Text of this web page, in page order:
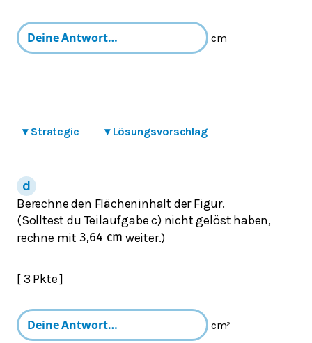
cm
▾ Strategie ▾ Lösungsvorschlag
Berechne den Flächeninhalt der Figur.
(Solltest du Teilaufgabe c) nicht gelöst haben,
rechne mit 3,64 cm weiter.)
[ 3 Pkte ]
cm²